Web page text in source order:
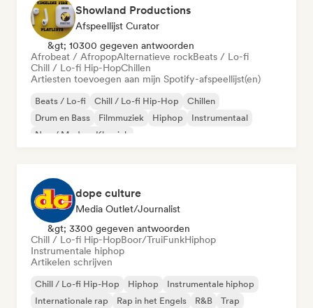
Showland Productions
Afspeellijst Curator
&gt; 10300 gegeven antwoorden
Afrobeat / AfropopAlternatieve rockBeats / Lo-fi
Chill / Lo-fi Hip-HopChillen
Artiesten toevoegen aan mijn Spotify-afspeellijst(en)
Beats / Lo-fi Chill / Lo-fi Hip-Hop
Chillen
Drum en Bass
Filmmuziek Hiphop
Instrumentaal
Neo / Modern Klassiek
dope culture
Media Outlet/Journalist
&gt; 3300 gegeven antwoorden
Chill / Lo-fi Hip-HopBoor/TruiFunkHiphop
Instrumentale hiphop
Artikelen schrijven
Chill / Lo-fi Hip-Hop Hiphop
Instrumentale hiphop
Internationale rap
Rap in het Engels R&B
Trap